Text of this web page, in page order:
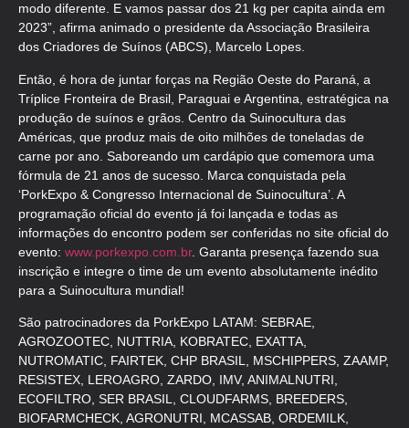
modo diferente. E vamos passar dos 21 kg per capita ainda em
2023”, afirma animado o presidente da Associação Brasileira
dos Criadores de Suínos (ABCS), Marcelo Lopes.
Então, é hora de juntar forças na Região Oeste do Paraná, a
Tríplice Fronteira de Brasil, Paraguai e Argentina, estratégica na
produção de suínos e grãos. Centro da Suinocultura das
Américas, que produz mais de oito milhões de toneladas de
carne por ano. Saboreando um cardápio que comemora uma
fórmula de 21 anos de sucesso. Marca conquistada pela
‘PorkExpo & Congresso Internacional de Suinocultura’. A
programação oficial do evento já foi lançada e todas as
informações do encontro podem ser conferidas no site oficial do
evento: www.porkexpo.com.br. Garanta presença fazendo sua
inscrição e integre o time de um evento absolutamente inédito
para a Suinocultura mundial!
São patrocinadores da PorkExpo LATAM: SEBRAE,
AGROZOOTEC, NUTTRIA, KOBRATEC, EXATTA,
NUTROMATIC, FAIRTEK, CHP BRASIL, MSCHIPPERS, ZAAMP,
RESISTEX, LEROAGRO, ZARDO, IMV, ANIMALNUTRI,
ECOFILTRO, SER BRASIL, CLOUDFARMS, BREEDERS,
BIOFARMCHECK, AGRONUTRI, MCASSAB, ORDEMILK,